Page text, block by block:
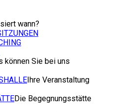
wann?
können Sie bei uns
Ihre Veranstaltung
Die Begegnungsstätte